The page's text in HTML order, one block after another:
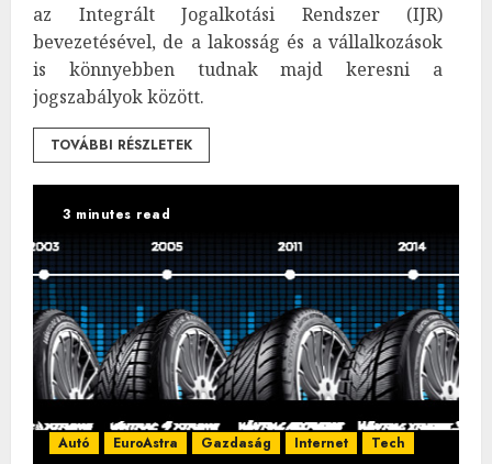
az Integrált Jogalkotási Rendszer (IJR)
bevezetésével, de a lakosság és a vállalkozások
is könnyebben tudnak majd keresni a
jogszabályok között.
TOVÁBBI RÉSZLETEK
3 minutes read
Autó EuroAstra Gazdaság Internet Tech